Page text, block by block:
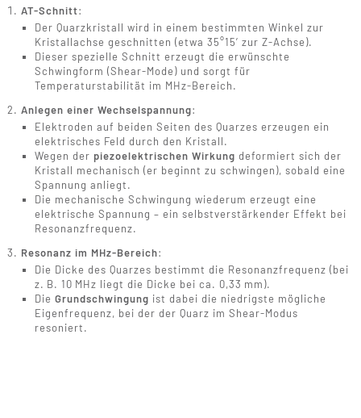
AT-Schnitt:
Der Quarzkristall wird in einem bestimmten Winkel zur
Kristallachse geschnitten (etwa 35°15’ zur Z-Achse).
Dieser spezielle Schnitt erzeugt die erwünschte
Schwingform (Shear-Mode) und sorgt für
Temperaturstabilität im MHz-Bereich.
Anlegen einer Wechselspannung:
Elektroden auf beiden Seiten des Quarzes erzeugen ein
elektrisches Feld durch den Kristall.
Wegen der piezoelektrischen Wirkung deformiert sich der
Kristall mechanisch (er beginnt zu schwingen), sobald eine
Spannung anliegt.
Die mechanische Schwingung wiederum erzeugt eine
elektrische Spannung – ein selbstverstärkender Effekt bei
Resonanzfrequenz.
Resonanz im MHz-Bereich:
Die Dicke des Quarzes bestimmt die Resonanzfrequenz (bei
z. B. 10 MHz liegt die Dicke bei ca. 0,33 mm).
Die Grundschwingung ist dabei die niedrigste mögliche
Eigenfrequenz, bei der der Quarz im Shear-Modus
resoniert.